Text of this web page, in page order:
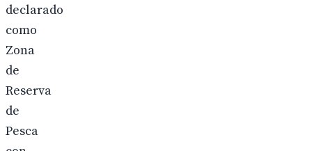
declarado
como
Zona
de
Reserva
de
Pesca